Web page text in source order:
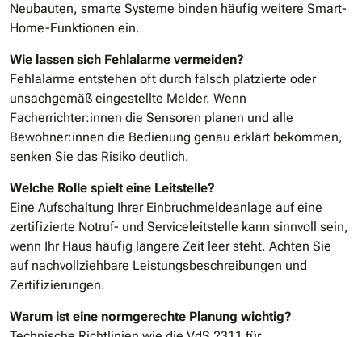
Neubauten, smarte Systeme binden häufig weitere Smart-
Home-Funktionen ein.
Wie lassen sich Fehlalarme vermeiden?
Fehlalarme entstehen oft durch falsch platzierte oder
unsachgemäß eingestellte Melder. Wenn
Facherrichter:innen die Sensoren planen und alle
Bewohner:innen die Bedienung genau erklärt bekommen,
senken Sie das Risiko deutlich.
Welche Rolle spielt eine Leitstelle?
Eine Aufschaltung Ihrer Einbruchmeldeanlage auf eine
zertifizierte Notruf- und Serviceleitstelle kann sinnvoll sein,
wenn Ihr Haus häufig längere Zeit leer steht. Achten Sie
auf nachvollziehbare Leistungsbeschreibungen und
Zertifizierungen.
Warum ist eine normgerechte Planung wichtig?